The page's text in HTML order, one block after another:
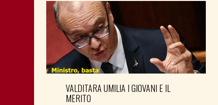
VALDITARA UMILIA I GIOVANI E IL
MERITO